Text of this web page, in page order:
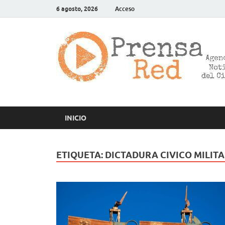
6 agosto, 2026 Acceso
INICIO
ETIQUETA: DICTADURA CIVICO